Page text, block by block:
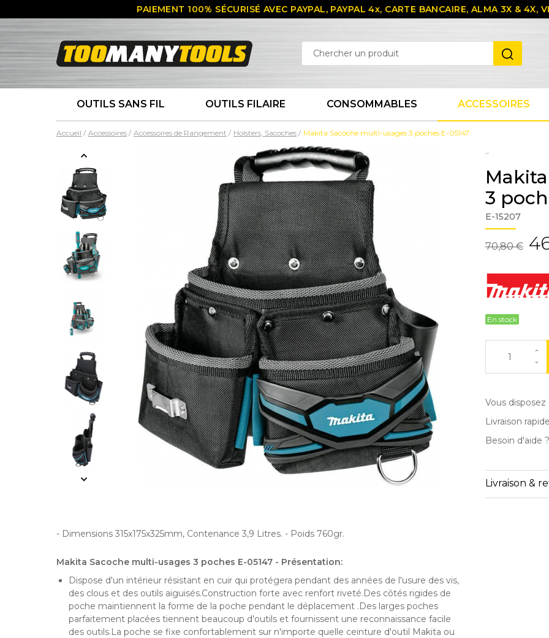
PAIEMENT 100% SÉCURISÉ AVEC PAYPAL, PAYPAL 4x, CARTE BANCAIRE, ALMA 3X & 4X,
OUTILS SANS FIL OUTILS FILAIRE CONSOMMABLES ACCESSOIRES
Accueil Accessoires Accessoires de Rangement Holsters, Sacoches Makita Sacoche multi-usages 3 poches E-05147
- Dimensions 315x175x325mm, Contenance 3,9 Litres. - Poids 760gr.
Makita Sacoche multi-usages 3 poches E-05147 - Présentation:
Dispose d'un intérieur résistant en cuir qui protégera pendant des années de l'usure des vis,
des clous et des outils aiguisés.Construction forte avec renfort riveté.Des côtés rigides de
poche maintiennent la forme de la poche pendant le déplacement .Des larges poches
parfaitement placées tiennent beaucoup d'outils et fournissent une reconnaissance facile
des outils.La poche se fixe confortablement sur n'importe quelle ceinture d'outil Makita ou
..
3
E-15207
70,80 €
En stock
Vous
Livraison
Besoin d'aide
Livraison &